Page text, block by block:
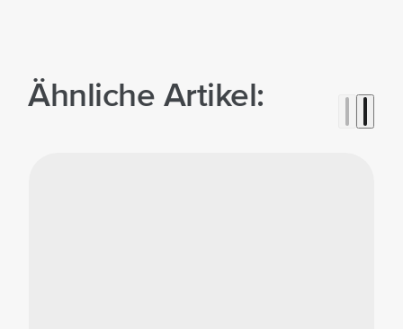
Ähnliche Artikel: